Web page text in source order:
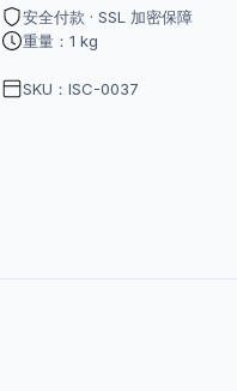
安全付款 · SSL 加密保障
重量：1 kg
SKU：ISC-0037